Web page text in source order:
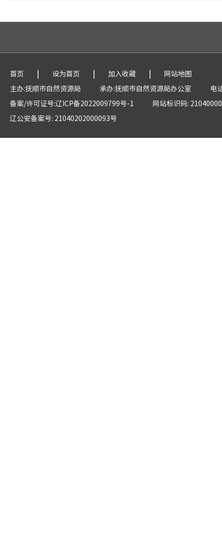
首页 | 设为首页 | 加入收藏 |
网站地图
主办:抚顺市自然资源局
承办:抚顺市自然资源局办公室
电
备案/许可证号:辽ICP备2022009799号-1
网站标识码:
辽公安备案号: 21040202000093号